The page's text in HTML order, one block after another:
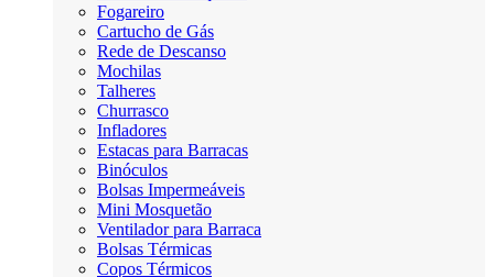
Fogareiro
Cartucho de Gás
Rede de Descanso
Mochilas
Talheres
Churrasco
Infladores
Estacas para Barracas
Binóculos
Bolsas Impermeáveis
Mini Mosquetão
Ventilador para Barraca
Bolsas Térmicas
Copos Térmicos